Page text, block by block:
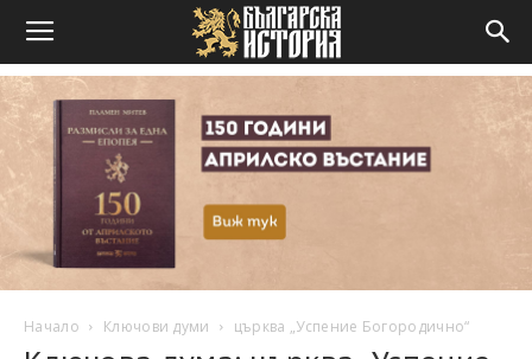
Начало Ключови думи църква „Успение Богородично“